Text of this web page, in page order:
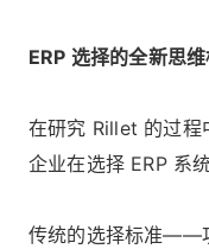
ERP 选择的全新思
在研究 Rillet 的过程
企业在选择 ERP 系
传统的选择标准——